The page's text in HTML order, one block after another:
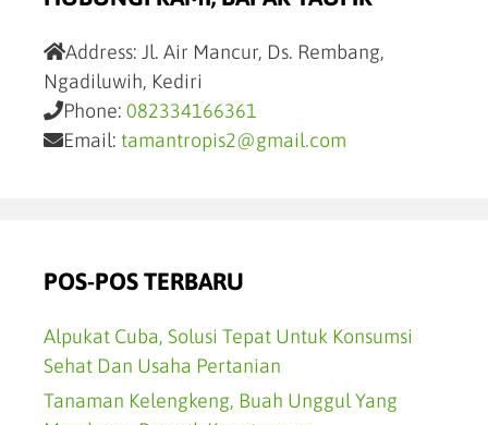
Address: Jl. Air Mancur, Ds. Rembang,
Ngadiluwih, Kediri
Phone: 082334166361
Email: tamantropis2@gmail.com
POS-POS TERBARU
Alpukat Cuba, Solusi Tepat Untuk Konsumsi
Sehat Dan Usaha Pertanian
Tanaman Kelengkeng, Buah Unggul Yang